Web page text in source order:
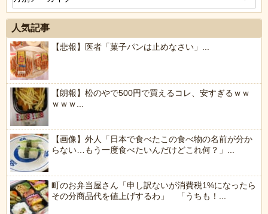
人気記事
【悲報】医者「菓子パンは止めなさい」...
【朗報】松のやで500円で買えるコレ、安すぎるｗｗ
ｗｗｗ...
【画像】外人「日本で食べたこの食べ物の名前が分か
らない…もう一度食べたいんだけどこれ何？」...
町のお弁当屋さん「申し訳ないが消費税1%になったら
その分商品代を値上げするわ」 「うちも！...